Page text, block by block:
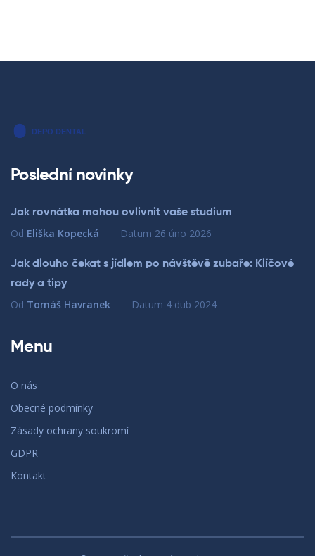
Poslední novinky
Jak rovnátka mohou ovlivnit vaše studium
Od Eliška Kopecká Datum 26 úno 2026
Jak dlouho čekat s jídlem po návštěvě zubaře: Klíčové
rady a tipy
Od Tomáš Havranek Datum 4 dub 2024
Menu
O nás
Obecné podmínky
Zásady ochrany soukromí
GDPR
Kontakt